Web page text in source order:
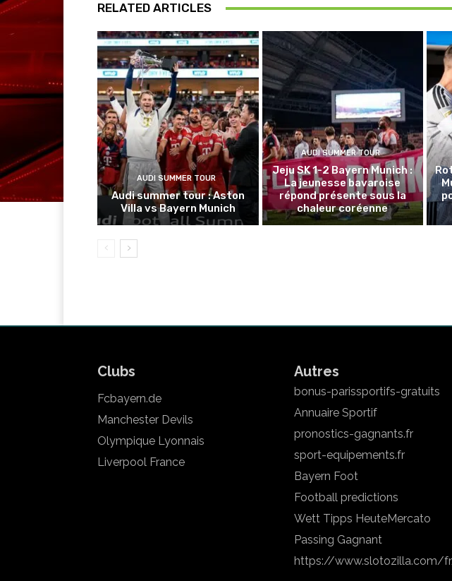
RELATED ARTICLES
AUDI SUMMER TOUR
Audi summer tour : Aston
Villa vs Bayern Munich
AUDI SUMMER TOUR
Jeju SK 1-2 Bayern Munich :
La jeunesse bavaroise
répond présente sous la
chaleur coréenne
Clubs
Fcbayern.de
Manchester Devils
Olympique Lyonnais
Liverpool France
Autres
bonus-parissportifs-gratuits
Annuaire Sportif
pronostics-gagnants.fr
sport-equipements.fr
Bayern Foot
Football predictions
Wett Tipps HeuteMercato
Passing Gagnant
https://www.slotozilla.com/